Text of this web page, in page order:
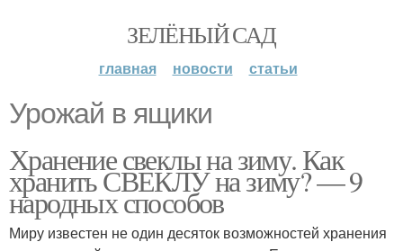
ЗЕЛЁНЫЙ САД
главная новости статьи
Урожай в ящики
Хранение свеклы на зиму. Как
хранить СВЕКЛУ на зиму? — 9
народных способов
Миру известен не один десяток возможностей хранения